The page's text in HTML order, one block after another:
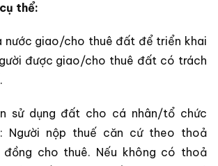
thể:
nước giao/cho thuê đất để triển khai
được giao/cho thuê đất có trách
sử dụng đất cho cá nhân/tổ chức
Người nộp thuế căn cứ theo thoả
đồng cho thuê. Nếu không có thoả